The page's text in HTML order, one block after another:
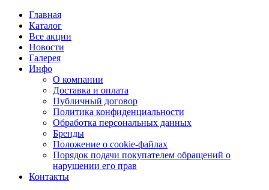
Главная
Каталог
Все акции
Новости
Галерея
Инфо
О компании
Доставка и оплата
Публичный договор
Политика конфиденциальности
Обработка персональных данных
Бренды
Положение о cookie-файлах
Порядок подачи покупателем обращений о
нарушении его прав
Контакты